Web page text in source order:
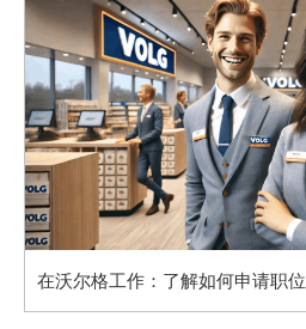
在沃尔格工作：了解如何申请职位